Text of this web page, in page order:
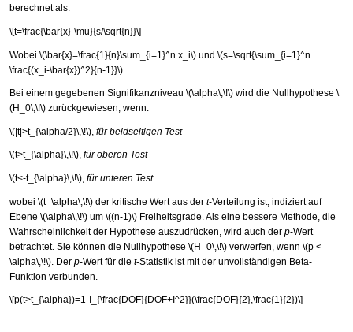
berechnet als:
\[t=\frac{\bar{x}-\mu}{s/\sqrt{n}}\]
Wobei \(\bar{x}=\frac{1}{n}\sum_{i=1}^n x_i\) und \(s=\sqrt{\sum_{i=1}^n
\frac{(x_i-\bar{x})^2}{n-1}}\)
Bei einem gegebenen Signifikanzniveau \(\alpha\,\!\) wird die Nullhypothese \
(H_0\,\!\) zurückgewiesen, wenn:
\(|t|>t_{\alpha/2}\,\!\), für beidseitigen Test
\(t>t_{\alpha}\,\!\), für oberen Test
\(t<-t_{\alpha}\,\!\), für unteren Test
wobei \(t_\alpha\,\!\) der kritische Wert aus der t-Verteilung ist, indiziert auf
Ebene \(\alpha\,\!\) um \((n-1)\) Freiheitsgrade. Als eine bessere Methode, die
Wahrscheinlichkeit der Hypothese auszudrücken, wird auch der p-Wert
betrachtet. Sie können die Nullhypothese \(H_0\,\!\) verwerfen, wenn \(p <
\alpha\,\!\) . Der p-Wert für die t-Statistik ist mit der unvollständigen Beta-
Funktion verbunden.
\[p(t>t_{\alpha})=1-I_{\frac{DOF}{DOF+I^2}}(\frac{DOF}{2},\frac{1}{2})\]